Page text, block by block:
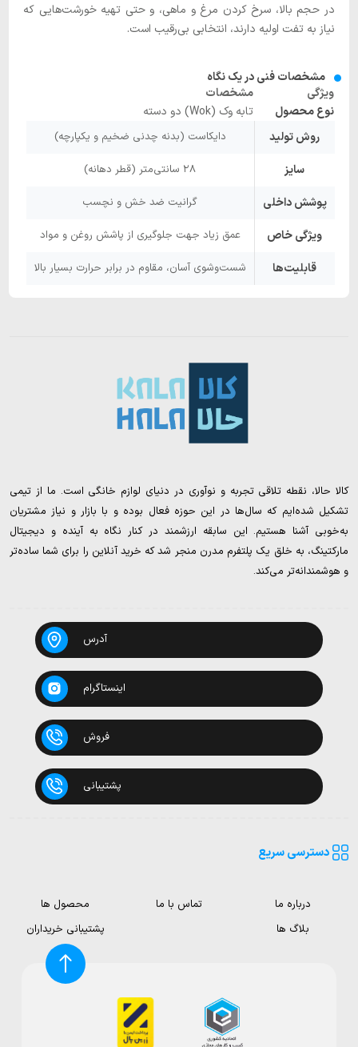
در حجم بالا، سرخ کردن مرغ و ماهی، و حتی تهیه خورشت‌هایی که
نیاز به تفت اولیه دارند، انتخابی بی‌رقیب است.
مشخصات فنی در یک نگاه
ویژگی
مشخصات
نوع محصول
تابه وک (Wok) دو دسته
روش تولید
دایکاست (بدنه چدنی ضخیم و یکپارچه)
سایز ۲۸ سانتی‌متر (قطر دهانه)
پوشش داخلی گرانیت ضد خش و نچسب
ویژگی خاص عمق زیاد جهت جلوگیری از پاشش روغن و مواد
قابلیت‌ها شست‌وشوی آسان، مقاوم در برابر حرارت بسیار بالا
کالا حالا، نقطه تلاقی تجربه و نوآوری در دنیای لوازم خانگی است. ما از تیمی
تشکیل شده‌ایم که سال‌ها در این حوزه فعال بوده و با بازار و نیاز مشتریان
به‌خوبی آشنا هستیم. این سابقه ارزشمند در کنار نگاه به آینده و دیجیتال
مارکتینگ، به خلق یک پلتفرم مدرن منجر شد که خرید آنلاین را برای شما ساده‌تر
و هوشمندانه‌تر می‌کند.
آدرس
اینستاگرام
فروش
پشتیبانی
دسترسی سریع
درباره ما تماس با ما
محصول ها
بلاگ ها
پشتیبانی خریداران